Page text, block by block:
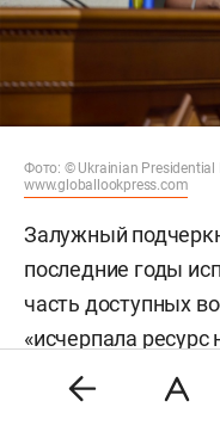
Фото: © Ukrainian Presidential
www.globallookpress.com
Залужный
последние годы
часть доступных
«исчерпала
отметил он,
к применяемым